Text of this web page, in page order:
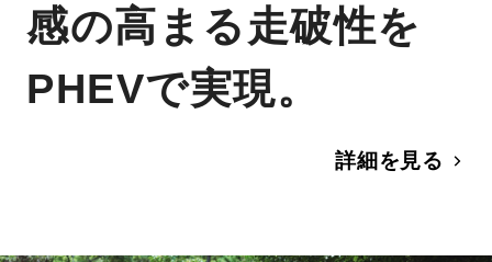
感の高まる走破性を
PHEVで実現。
詳細を見る